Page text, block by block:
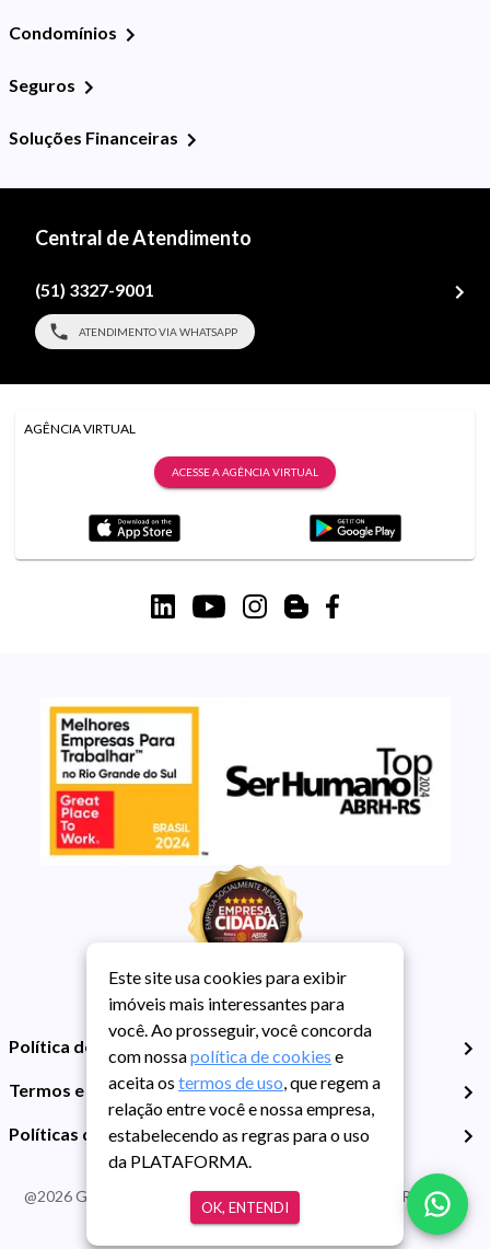
Condomínios
Seguros
Soluções Financeiras
Central de Atendimento
(51) 3327-9001
ATENDIMENTO VIA WHATSAPP
AGÊNCIA VIRTUAL
ACESSE A AGÊNCIA VIRTUAL
Política de Privacidade
Termos e Condições de Uso
Políticas de Cookies
@2026Guarida Imóvel. Todos os direitos reservados. CRECI RS -
413J | CNPJ Guarida: 89.398.606/0001-30
Este site usa cookies para exibir
imóveis mais interessantes para
você. Ao prosseguir, você concorda
com nossapolítica de cookies e
aceita os termos de uso, que regem a
relação entre você e nossa empresa,
estabelecendo as regras para o uso
da PLATAFORMA.
OK, ENTENDI